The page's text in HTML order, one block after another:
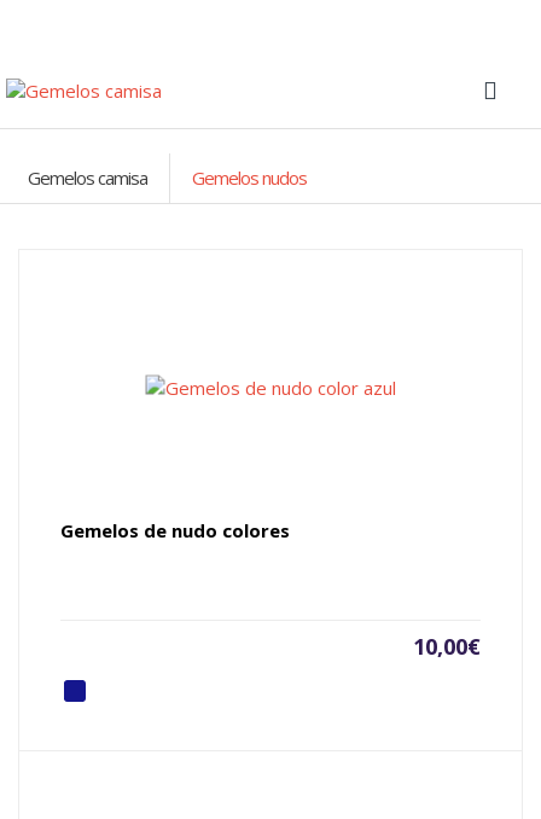
Gemelos camisa Gemelos nudos
Gemelos de nudo colores
10,00€